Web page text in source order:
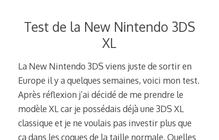
Test de la New Nintendo 3DS
XL
La New Nintendo 3DS viens juste de sortir en
Europe il y a quelques semaines, voici mon test.
Après réflexion j’ai décidé de me prendre le
modèle XL car je possédais déjà une 3DS XL
classique et je ne voulais pas investir plus que
ça dans les coques de la taille normale. Quelles